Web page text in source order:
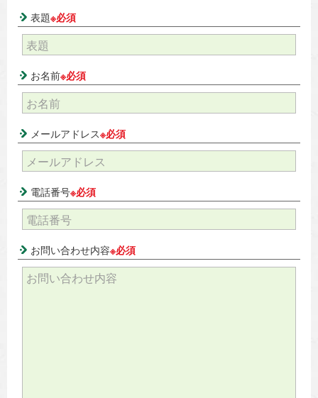
表題※必須
お名前※必須
メールアドレス※必須
電話番号※必須
お問い合わせ内容※必須